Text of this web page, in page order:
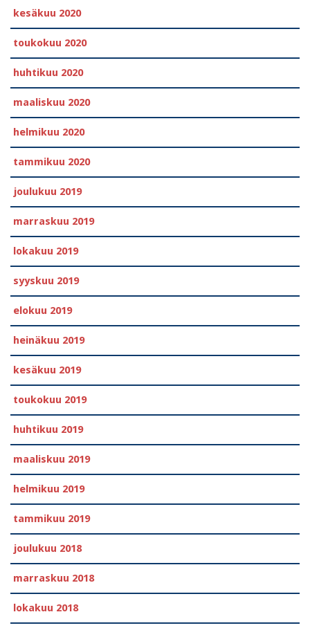
kesäkuu 2020
toukokuu 2020
huhtikuu 2020
maaliskuu 2020
helmikuu 2020
tammikuu 2020
joulukuu 2019
marraskuu 2019
lokakuu 2019
syyskuu 2019
elokuu 2019
heinäkuu 2019
kesäkuu 2019
toukokuu 2019
huhtikuu 2019
maaliskuu 2019
helmikuu 2019
tammikuu 2019
joulukuu 2018
marraskuu 2018
lokakuu 2018